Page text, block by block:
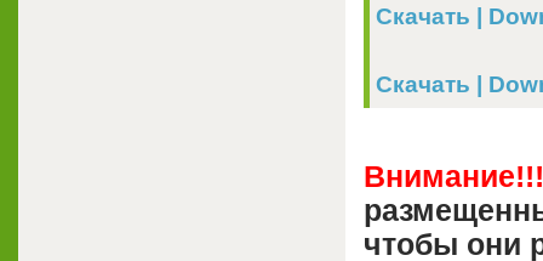
Скачать |
Скачать |
Внимание!!!
чтобы они